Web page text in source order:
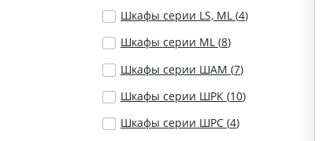
Шкафы серии LS, ML (4)
Шкафы серии ML (8)
Шкафы серии ШАМ (7)
Шкафы серии ШРК (10)
Шкафы серии ШРС (4)